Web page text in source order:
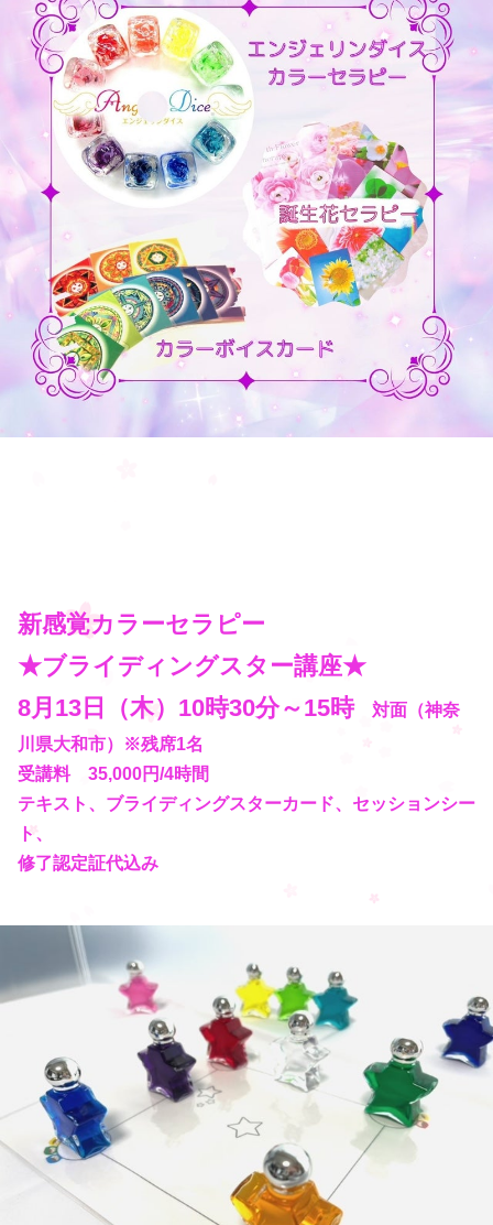
新感覚カラーセラピー
★ブライディングスター講座★
8月13日（木）10時30分～15時対面（神奈
川県大和市）※残席1名
受講料 35,000円/4時間
テキスト、ブライディングスターカード、セッションシー
ト、
修了認定証代込み